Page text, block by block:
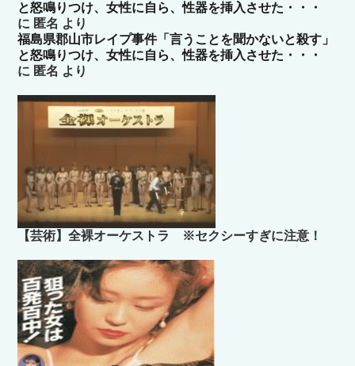
と怒鳴りつけ、女性に自ら、性器を挿入させた・・・
に 匿名 より
福島県郡山市レイプ事件「言うことを聞かないと殺す」
と怒鳴りつけ、女性に自ら、性器を挿入させた・・・
に 匿名 より
【芸術】全裸オーケストラ ※セクシーすぎに注意！